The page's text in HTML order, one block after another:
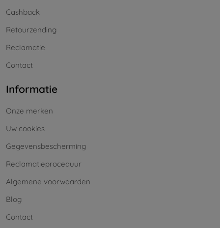
Cashback
Retourzending
Reclamatie
Contact
Informatie
Onze merken
Uw cookies
Gegevensbescherming
Reclamatieproceduur
Algemene voorwaarden
Blog
Contact